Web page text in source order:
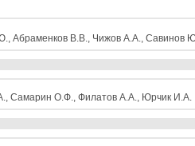
Абраменков В.В., Чижов А.А., Савинов
Самарин О.Ф., Филатов А.А., Юрчик И.А.